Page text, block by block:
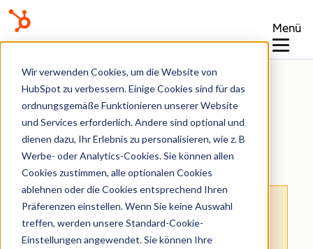
Wir verwenden Cookies, um die Website von
HubSpot zu verbessern. Einige Cookies sind für das
ordnungsgemäße Funktionieren unserer Website
und Services erforderlich. Andere sind optional und
dienen dazu, Ihr Erlebnis zu personalisieren, wie z. B
Werbe- oder Analytics-Cookies. Sie können allen
Cookies zustimmen, alle optionalen Cookies
ablehnen oder die Cookies entsprechend Ihren
Präferenzen einstellen. Wenn Sie keine Auswahl
treffen, werden unsere Standard-Cookie-
Einstellungen angewendet. Sie können Ihre
Menü
Wissensdatenbank
Angebote
: Dieser Artikel wird aus Kulanz zur
Verfügung gestellt.Er wurde automatisch
mit einer Software übersetzt und unter